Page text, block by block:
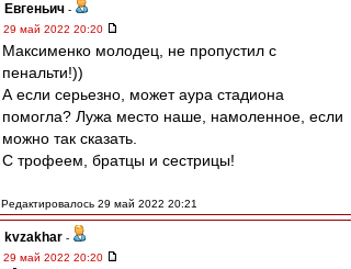
Евгеньич -
29 май 2022 20:20
Максименко молодец, не пропустил с
пенальти!))
А если серьезно, может аура стадиона
помогла? Лужа место наше, намоленное, если
можно так сказать.
С трофеем, братцы и сестрицы!
Редактировалось 29 май 2022 20:21
kvzakhar -
29 май 2022 20:20